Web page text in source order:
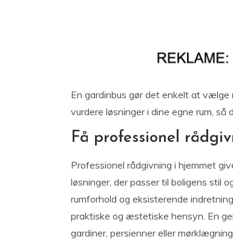
En gardinbus gør det enkelt at vælge
vurdere løsninger i dine egne rum,
Få professionel
Professionel rådgivning i hjemmet
løsninger, der passer til boligens stil
rumforhold og eksisterende
praktiske og æstetiske hensyn. En
gardiner, persienner eller